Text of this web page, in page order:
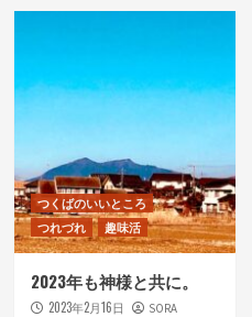
つくばのいいところ
つれづれ
趣味活
2023年も神様と共に。
2023年2月16日 SORA